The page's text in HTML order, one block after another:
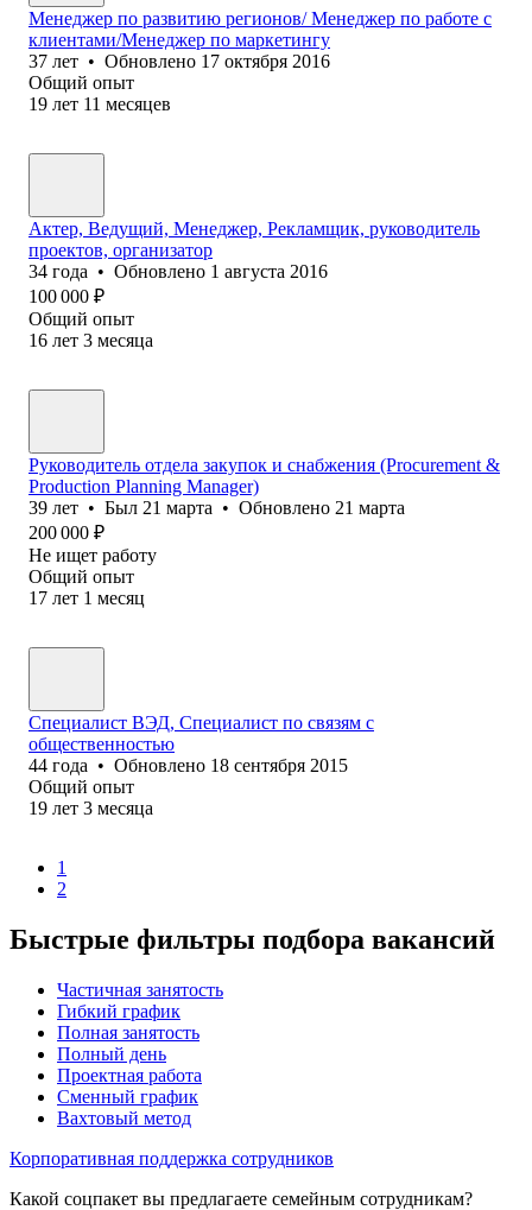
Менеджер по развитию регионов/ Менеджер по работе с
клиентами/Менеджер по маркетингу
37 лет • Обновлено 17 октября 2016
Общий опыт
19 лет 11 месяцев
Актер, Ведущий, Менеджер, Рекламщик, руководитель
проектов, организатор
34 года • Обновлено 1 августа 2016
100 000 ₽
Общий опыт
16 лет 3 месяца
Руководитель отдела закупок и снабжения (Procurement &
Production Planning Manager)
39 лет • Был 21 марта • Обновлено 21 марта
200 000 ₽
Не ищет работу
Общий опыт
17 лет 1 месяц
Специалист ВЭД, Специалист по связям с
общественностью
44 года • Обновлено 18 сентября 2015
Общий опыт
19 лет 3 месяца
1
2
Быстрые фильтры подбора вакансий
Частичная занятость
Гибкий график
Полная занятость
Полный день
Проектная работа
Сменный график
Вахтовый метод
Корпоративная поддержка сотрудников
Какой соцпакет вы предлагаете семейным сотрудникам?